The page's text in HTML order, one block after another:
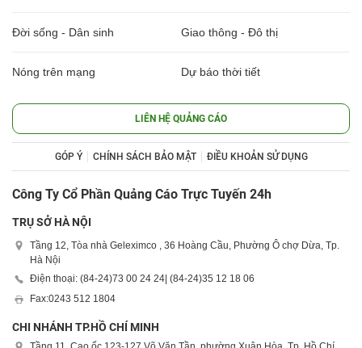
Đời sống - Dân sinh Giao thông - Đô thị
Nóng trên mạng Dự báo thời tiết
LIÊN HỆ QUẢNG CÁO
GÓP Ý CHÍNH SÁCH BẢO MẬT ĐIỀU KHOẢN SỬ DỤNG
Công Ty Cổ Phần Quảng Cáo Trực Tuyến 24h
TRỤ SỞ HÀ NỘI
Tầng 12, Tòa nhà Geleximco , 36 Hoàng Cầu, Phường Ô chợ Dừa, Tp.
Hà Nội
Điện thoại: (84-24)73 00 24 24 | (84-24)35 12 18 06
Fax:0243 512 1804
CHI NHÁNH TP.HỒ CHÍ MINH